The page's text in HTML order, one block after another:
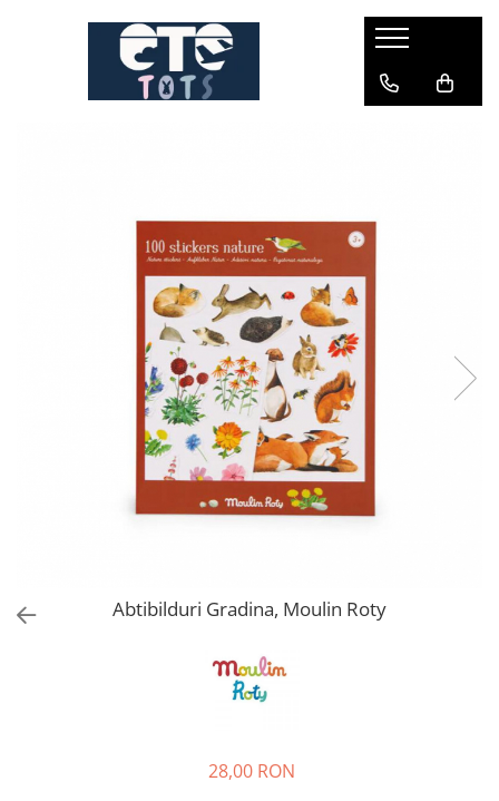
CĂRUCIOARE & SCAUNE AUTO
scaune auto pentru avion
accesorii cărucioare
accesorii scaun auto
accesorii scaun avion
Abtibilduri Gradina, Moulin Roty
28,00 RON